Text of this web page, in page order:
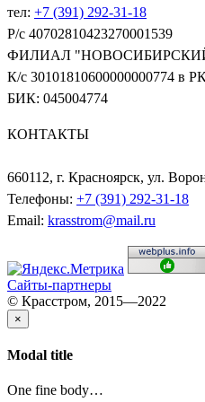
тел: +7 (391) 292-31-18
Р/с 40702810423270001539
ФИЛИАЛ
К/с 30101810600000000774 в
БИК: 045004774
КОНТАКТЫ
660112, г. Красноярск, ул.
Телефоны: +7 (391) 292-31-18
Email: krasstrom@mail.ru
Сайты-партнеры
© Красстром, 2015—2022
×
Modal title
One fine body…